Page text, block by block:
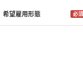
希望雇用形態 必須